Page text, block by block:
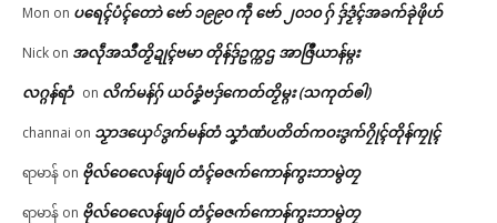
Mon on ပရေၚ်ပံၚ်တောဲ ဗော် ၁၉၉၀ ကဵု ဗော် ၂၀၁၀ ဂှ် ဒှ်ဒၟံၚ်အခက်ခုဲဖိုဟ်
Nick on အလဵုအသဳတၟိဍုၚ်ဗမာ တိုန်ဒှ်ဥက္ကဌ အာဇြဳယာန်မ္ဂး
လဂ္ဂန်ရာံ on လိက်မန်ဂှ် ယဝ်ခၞံဗဒှ်ကေတ်တၟိမ္ဂး (သကုတ်ၜါ)
channai on သၟာဒယှေ်ဒွက်မန်တံ သၞာံဏံပတိတ်ကဝးဒွက်ဂၠိုၚ်တိုန်ကၠုၚ်
ရာမာန် on ဗိုလ်ဝေလေန်ဖျဝ် တံၚ်ဓဇက်ကောန်ကွးဘာမွဲတၠ
ရာမာန် on ဗိုလ်ဝေလေန်ဖျဝ် တံၚ်ဓဇက်ကောန်ကွးဘာမွဲတၠ